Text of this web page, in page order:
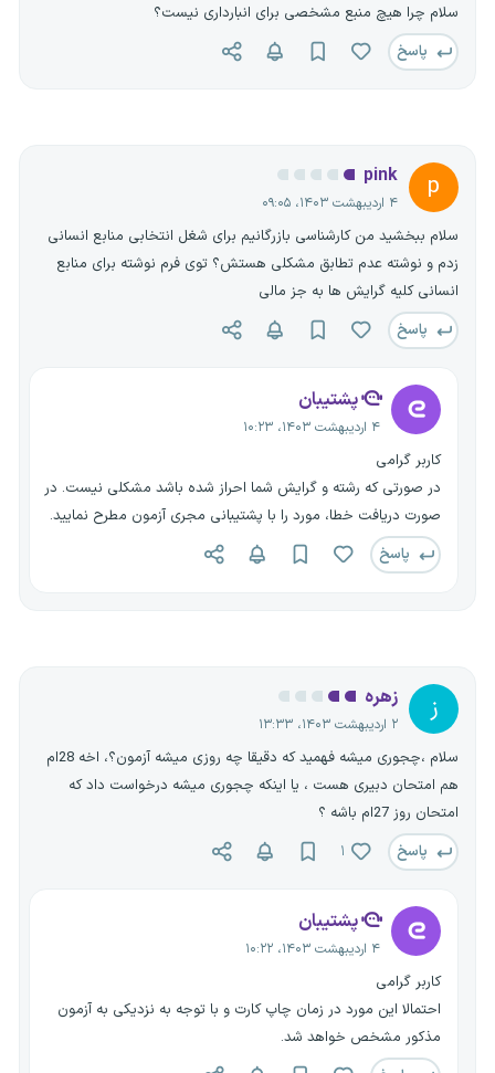
سلام چرا هیچ منبع مشخصی برای انبارداری نیست؟
پاسخ
p
pink
۴ اردیبهشت ۱۴۰۳، ۰۹:۰۵
سلام ببخشید من کارشناسی بازرگانیم برای شغل انتخابی منابع انسانی
زدم و نوشته عدم تطابق مشکلی هستش؟ توی فرم نوشته برای منابع
انسانی کلیه گرایش ها به جز مالی
پاسخ
پشتیبان
۴ اردیبهشت ۱۴۰۳، ۱۰:۲۳
کاربر گرامی
در صورتی که رشته و گرایش شما احراز شده باشد مشکلی نیست. در
صورت دریافت خطا، مورد را با پشتیبانی مجری آزمون مطرح نمایید.
پاسخ
ز زهره
۲ اردیبهشت ۱۴۰۳، ۱۳:۳۳
سلام ،چجوری میشه فهمید که دقیقا چه روزی میشه آزمون؟، اخه 28ام
هم امتحان دبیری هست ، یا اینکه چجوری میشه درخواست داد که
امتحان روز 27ام باشه ؟
پاسخ
۱
پشتیبان
۴ اردیبهشت ۱۴۰۳، ۱۰:۲۲
کاربر گرامی
احتمالا این مورد در زمان چاپ کارت و با توجه به نزدیکی به آزمون
مذکور مشخص خواهد شد.